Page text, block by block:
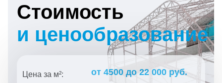
Стоимость
и ценообразование
Цена за м²: от 4500 до 22 000 руб.